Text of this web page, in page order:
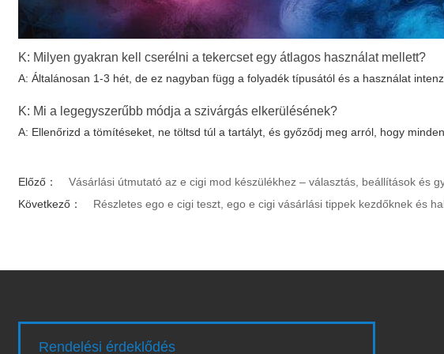
K: Milyen gyakran kell cserélni a tekercset egy átlagos használat mellett?
A: Általánosan 1-3 hét, de ez nagyban függ a folyadék típusától és a használat
K: Mi a legegyszerűbb módja a szivárgás elkerülésének?
A: Ellenőrizd a tömítéseket, ne töltsd túl a tartályt, és győződj meg arról, hogy
Előző：
Vásárlási útmutató az e cigi mod készülékhez – választás, beállítások és
Következő：
Részletes ego e cigi teszt, ego e cigi vásárlási tippek kezdőknek és
Rendelési érdeklődés